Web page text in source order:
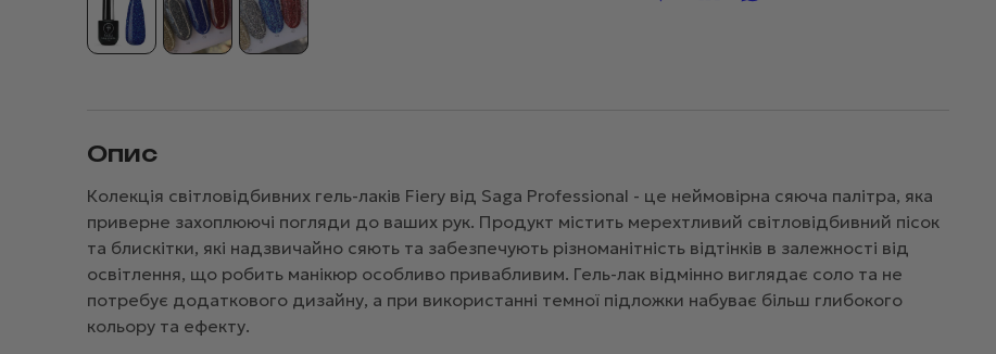
Опис
Колекція світловідбивних гель-лаків Fiery від Saga Professional - це неймовірна сяюча палітра, яка
приверне захоплюючі погляди до ваших рук. Продукт містить мерехтливий світловідбивний пісок
та блискітки, які надзвичайно сяють та забезпечують різноманітність відтінків в залежності від
освітлення, що робить манікюр особливо привабливим. Гель-лак відмінно виглядає соло та не
потребує додаткового дизайну, а при використанні темної підложки набуває більш глибокого
кольору та ефекту.